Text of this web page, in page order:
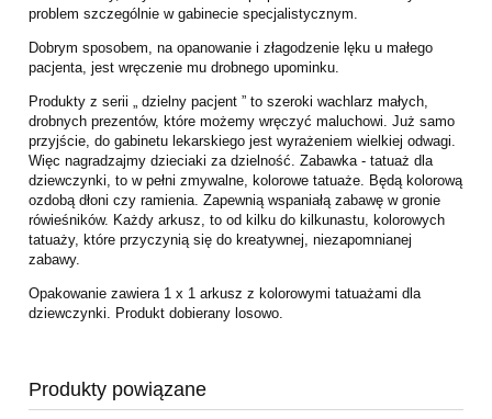
problem szczególnie w gabinecie specjalistycznym.
Dobrym sposobem, na opanowanie i złagodzenie lęku u małego
pacjenta, jest wręczenie mu drobnego upominku.
Produkty z serii „ dzielny pacjent ” to szeroki wachlarz małych,
drobnych prezentów, które możemy wręczyć maluchowi. Już samo
przyjście, do gabinetu lekarskiego jest wyrażeniem wielkiej odwagi.
Więc nagradzajmy dzieciaki za dzielność. Zabawka - tatuaż dla
dziewczynki, to w pełni zmywalne, kolorowe tatuaże. Będą kolorową
ozdobą dłoni czy ramienia. Zapewnią wspaniałą zabawę w gronie
rówieśników. Każdy arkusz, to od kilku do kilkunastu, kolorowych
tatuaży, które przyczynią się do kreatywnej, niezapomnianej
zabawy.
Opakowanie zawiera 1 x 1 arkusz z kolorowymi tatuażami dla
dziewczynki. Produkt dobierany losowo.
Produkty powiązane